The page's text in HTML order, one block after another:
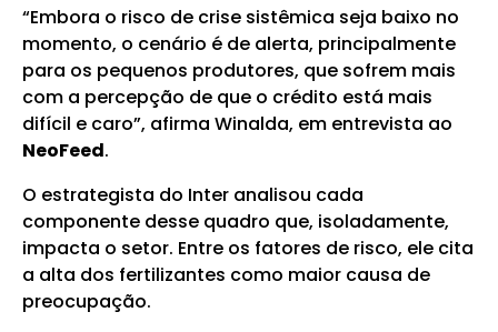
“Embora o risco de crise sistêmica seja baixo no
momento, o cenário é de alerta, principalmente
para os pequenos produtores, que sofrem mais
com a percepção de que o crédito está mais
difícil e caro”, afirma Winalda, em entrevista ao
NeoFeed.
O estrategista do Inter analisou cada
componente desse quadro que, isoladamente,
impacta o setor. Entre os fatores de risco, ele cita
a alta dos fertilizantes como maior causa de
preocupação.